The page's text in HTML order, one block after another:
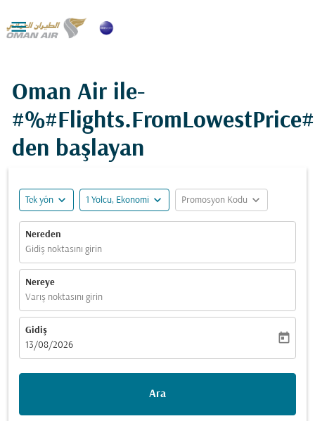

Oman Air ile-
den başlayan
Tek yön expand_more 1 Yolcu, Ekonomi expand_more Promosyon Kodu expand_more
Nereden
Gidiş noktasını girin
Nereye
Varış noktasını girin
Gidiş
fc-booking-departure-date-aria-label
13/08/2026
today
Ara